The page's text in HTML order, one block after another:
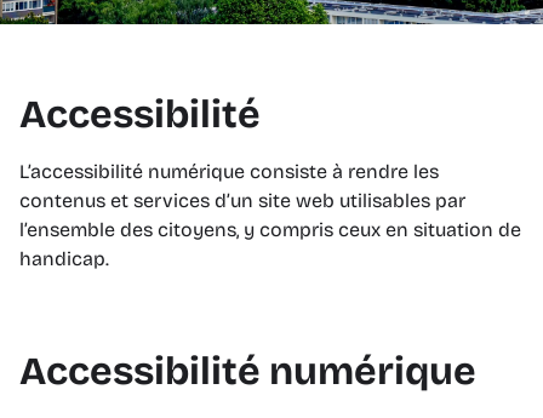
Accessibilité
L’accessibilité numérique consiste à rendre les
contenus et services d’un site web utilisables par
l’ensemble des citoyens, y compris ceux en situation de
handicap.
Accessibilité numérique